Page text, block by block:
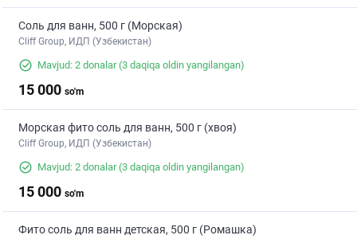
Соль для ванн, 500 г (Морская)
Cliff Group, ИДП (Узбекистан)
Mavjud: 2 donalar(3 daqiqa oldin yangilangan)
15 000 so'm
Морская фито соль для ванн, 500 г (хвоя)
Cliff Group, ИДП (Узбекистан)
Mavjud: 2 donalar(3 daqiqa oldin yangilangan)
15 000 so'm
Фито соль для ванн детская, 500 г (Ромашка)